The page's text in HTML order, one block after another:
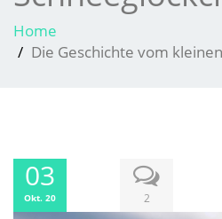
Home
Die Geschichte vom
03
Okt. 20 2